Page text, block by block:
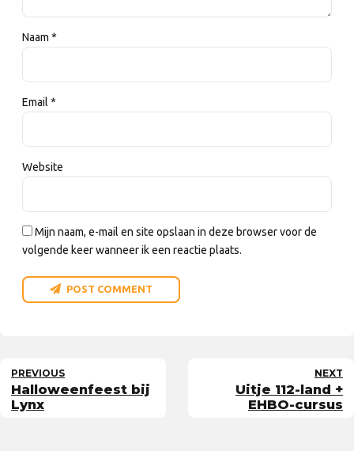
Naam *
Email *
Website
Mijn naam, e-mail en site opslaan in deze browser voor de
volgende keer wanneer ik een reactie plaats.
POST COMMENT
PREVIOUS
Halloweenfeest bij
Lynx
NEXT
Uitje 112-land +
EHBO-cursus